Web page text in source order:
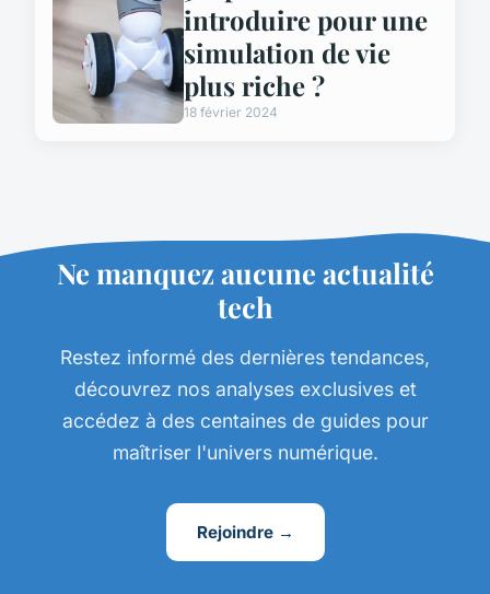
introduire pour une
simulation de vie
plus riche ?
18 février 2024
Ne manquez aucune actualité
tech
Restez informé des dernières tendances,
découvrez nos analyses exclusives et
accédez à des centaines de guides pour
maîtriser l'univers numérique.
Rejoindre →